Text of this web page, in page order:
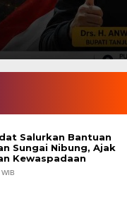
Salurkan Bantuan
Sungai Nibung, Ajak
Kewaspadaan